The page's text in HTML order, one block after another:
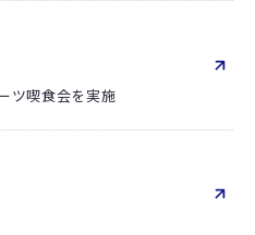
ツ喫食会を実施